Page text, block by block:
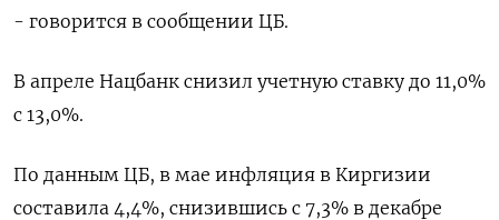
- говорится в сообщении ЦБ.
В апреле Нацбанк снизил учетную ставку до 11,0%
с 13,0%.
По данным ЦБ, в мае инфляция в Киргизии
составила 4,4%, снизившись с 7,3% в декабре